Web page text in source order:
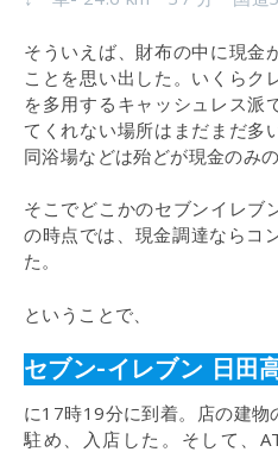
そういえば、財布の中に現金
ことを思い出した。いくらク
を多用するキャッシュレス派
てくれない場所はまだまだ多
同浴場などは殆どが現金のみの
そこでどこかのセブンイレブ
の時点では、現金調達ならコ
た。
ということで、
セブン-イレブン 日田
に17時19分に到着。店の建物
駐め、入店した。そして、